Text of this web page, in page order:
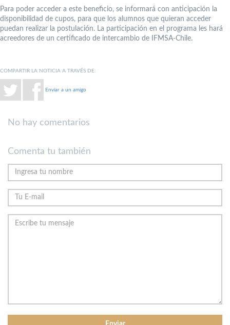
Para poder acceder a este beneficio, se informará con anticipación la
disponibilidad de cupos, para que los alumnos que quieran acceder
puedan realizar la postulación. La participación en el programa les hará
acreedores de un certificado de intercambio de IFMSA-Chile.
COMPARTIR LA NOTICIA A TRAVÉS DE:
Enviar a un amigo
No hay comentarios
Comenta tu también